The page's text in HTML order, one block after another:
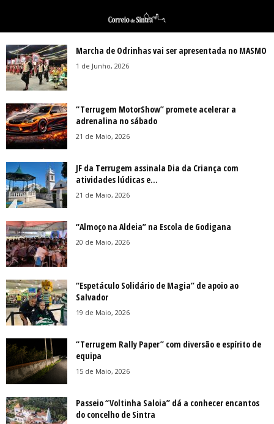
Marcha de Odrinhas vai ser apresentada no MASMO
1 de Junho, 2026
“Terrugem MotorShow” promete acelerar a
adrenalina no sábado
21 de Maio, 2026
JF da Terrugem assinala Dia da Criança com
atividades lúdicas e...
21 de Maio, 2026
“Almoço na Aldeia” na Escola de Godigana
20 de Maio, 2026
“Espetáculo Solidário de Magia” de apoio ao
Salvador
19 de Maio, 2026
“Terrugem Rally Paper” com diversão e espírito de
equipa
15 de Maio, 2026
Passeio “Voltinha Saloia” dá a conhecer encantos
do concelho de Sintra